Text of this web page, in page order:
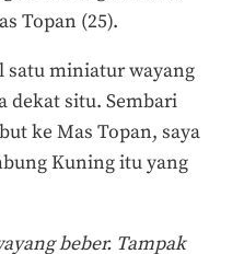
Topan (25).
satu miniatur wayang
dekat situ. Sembari
ke Mas Topan, saya
Kuning itu yang
beber. Tampak